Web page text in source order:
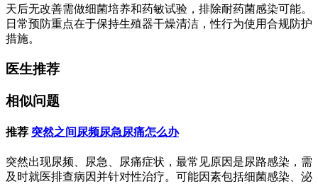
天后无改善需做细菌培养和药敏试验，排除耐药菌感染可能。
日常预防重点在于保持生殖器干燥清洁，性行为使用合规防护
措施。
医生推荐
相似问题
推荐 突然之间尿频尿急尿痛怎么办
突然出现尿频、尿急、尿痛症状，最常见原因是尿路感染，需
及时就医排查病因并针对性治疗。可能因素包括细菌感染、泌